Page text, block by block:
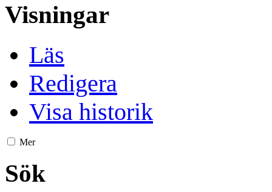
Visningar
Läs
Redigera
Visa historik
Mer
Sök